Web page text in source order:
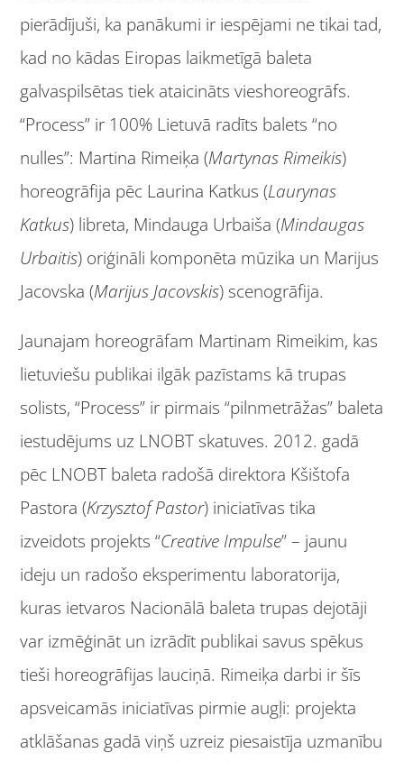
pierādījuši, ka panākumi ir iespējami ne tikai tad,
kad no kādas Eiropas laikmetīgā baleta
galvaspilsētas tiek ataicināts vieshoreogrāfs.
“Process” ir 100% Lietuvā radīts balets “no
nulles”: Martina Rimeiķa (Martynas Rimeikis)
horeogrāfija pēc Laurina Katkus (Laurynas
Katkus) libreta, Mindauga Urbaiša (Mindaugas
Urbaitis) oriģināli komponēta mūzika un Marijus
Jacovska (Marijus Jacovskis) scenogrāfija.
Jaunajam horeogrāfam Martinam Rimeikim, kas
lietuviešu publikai ilgāk pazīstams kā trupas
solists, “Process” ir pirmais “pilnmetrāžas” baleta
iestudējums uz LNOBT skatuves. 2012. gadā
pēc LNOBT baleta radošā direktora Kšištofa
Pastora (Krzysztof Pastor) iniciatīvas tika
izveidots projekts “Creative Impulse” – jaunu
ideju un radošo eksperimentu laboratorija,
kuras ietvaros Nacionālā baleta trupas dejotāji
var izmēģināt un izrādīt publikai savus spēkus
tieši horeogrāfijas lauciņā. Rimeiķa darbi ir šīs
apsveicamās iniciatīvas pirmie augļi: projekta
atklāšanas gadā viņš uzreiz piesaistīja uzmanību